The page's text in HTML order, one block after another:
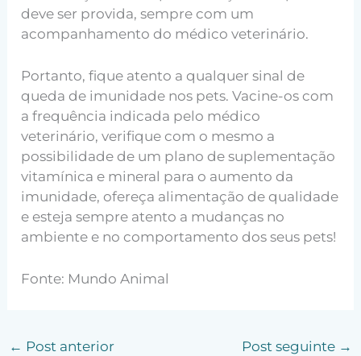
deve ser provida, sempre com um
acompanhamento do médico veterinário.
Portanto, fique atento a qualquer sinal de
queda de imunidade nos pets. Vacine-os com
a frequência indicada pelo médico
veterinário, verifique com o mesmo a
possibilidade de um plano de suplementação
vitamínica e mineral para o aumento da
imunidade, ofereça alimentação de qualidade
e esteja sempre atento a mudanças no
ambiente e no comportamento dos seus pets!
Fonte: Mundo Animal
← Post anterior Post seguinte →